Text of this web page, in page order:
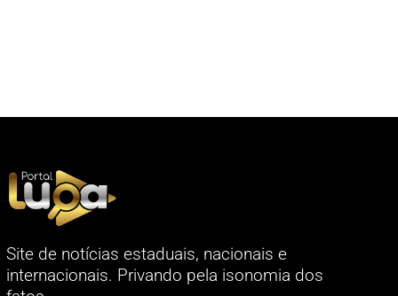
Site de notícias estaduais, nacionais e
internacionais. Privando pela isonomia dos